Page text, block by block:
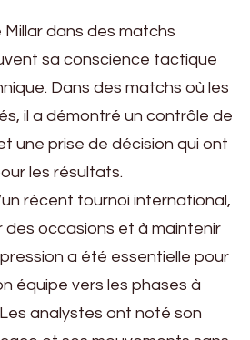
dans des matchs
sa conscience tactique
Dans des matchs où les
il a démontré un contrôle de
une prise de décision qui ont
les résultats.
récent tournoi international,
occasions et à maintenir
a été essentielle pour
équipe vers les phases à
analystes ont noté son